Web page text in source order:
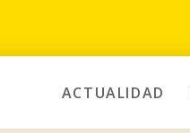
ACTUALIDAD